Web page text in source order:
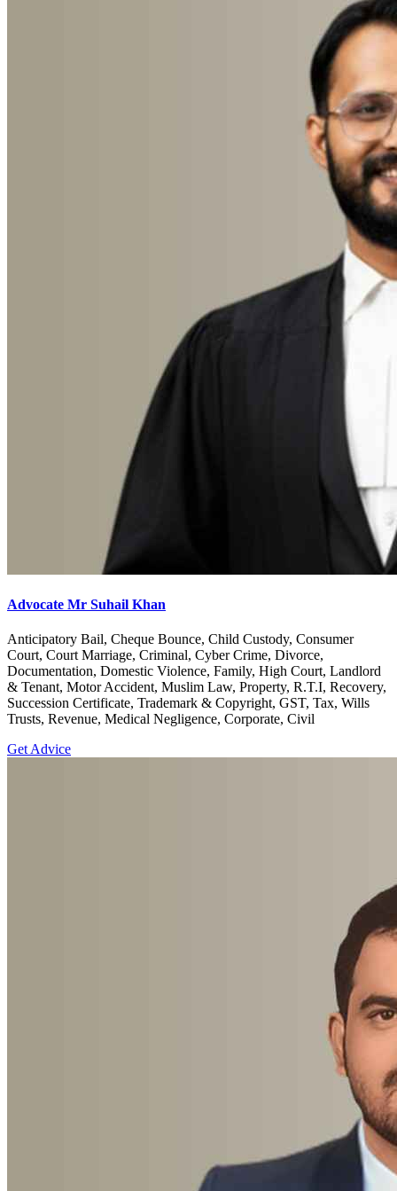
Advocate Mr Suhail Khan
Anticipatory Bail, Cheque Bounce, Child Custody, Consumer
Court, Court Marriage, Criminal, Cyber Crime, Divorce,
Documentation, Domestic Violence, Family, High Court, Landlord
& Tenant, Motor Accident, Muslim Law, Property, R.T.I, Recovery,
Succession Certificate, Trademark & Copyright, GST, Tax, Wills
Trusts, Revenue, Medical Negligence, Corporate, Civil
Get Advice